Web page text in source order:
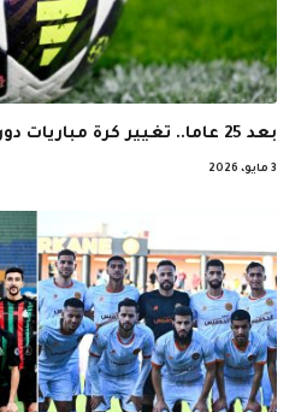
بعد 25 عاما.. تغيير كرة مباريات دوري أبطال أوروبا
3 مايو، 2026